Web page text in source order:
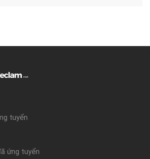
tuyển
ứng tuyển